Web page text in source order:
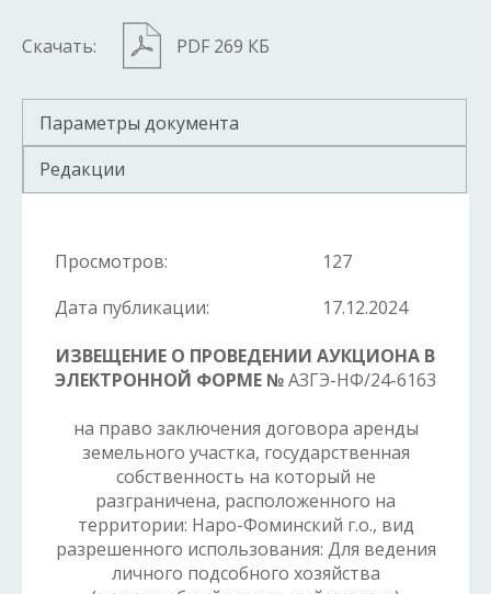
Скачать: PDF 269 КБ
Параметры документа
Редакции
Просмотров:
127
Дата публикации:
17.12.2024
ИЗВЕЩЕНИЕ О ПРОВЕДЕНИИ АУКЦИОНА В
ЭЛЕКТРОННОЙ ФОРМЕ №АЗГЭ-НФ/24-6163
на право заключения договора аренды
земельного участка, государственная
собственность на который не
разграничена, расположенного на
территории: Наро-Фоминский г.о., вид
разрешенного использования: Для ведения
личного подсобного хозяйства